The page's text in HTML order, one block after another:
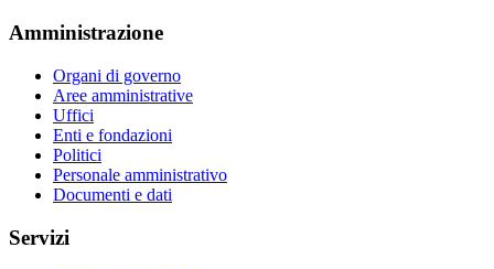
Amministrazione
Organi di governo
Aree amministrative
Uffici
Enti e fondazioni
Politici
Personale amministrativo
Documenti e dati
Servizi